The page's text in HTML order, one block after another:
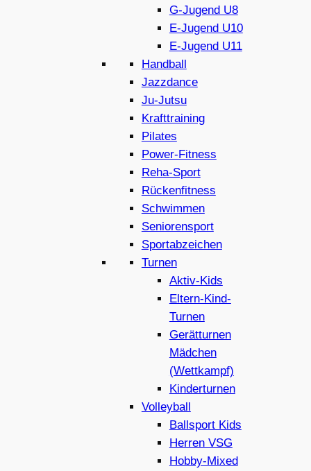
G-Jugend U8
E-Jugend U10
E-Jugend U11
Handball
Jazzdance
Ju-Jutsu
Krafttraining
Pilates
Power-Fitness
Reha-Sport
Rückenfitness
Schwimmen
Seniorensport
Sportabzeichen
Turnen
Aktiv-Kids
Eltern-Kind-
Turnen
Gerätturnen
Mädchen
(Wettkampf)
Kinderturnen
Volleyball
Ballsport Kids
Herren VSG
Hobby-Mixed